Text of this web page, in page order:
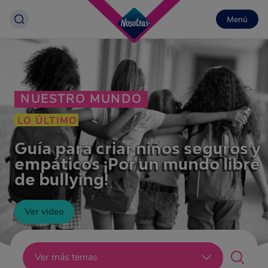
Menú
NUESTRO MUNDO
LO ÚLTIMO
Guía para criar niños seguros y
empáticos ¡Por un mundo libre
de bullying!
Ver video
Ver más temas
Lo último